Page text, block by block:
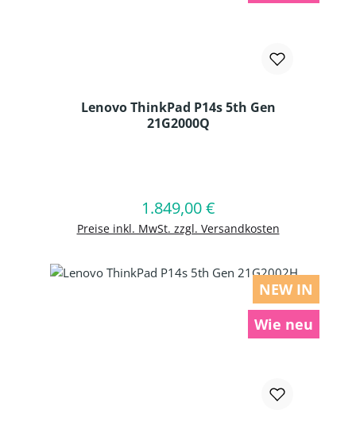
Lenovo ThinkPad P14s 5th Gen
21G2000Q
Regulärer Preis:
1.849,00 €
Preise inkl. MwSt. zzgl. Versandkosten
In den Warenkorb
NEW IN
Wie neu